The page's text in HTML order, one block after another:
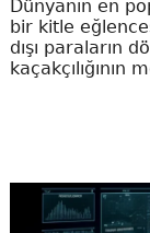
Dünyanın en
bir kitle
dışı paraların